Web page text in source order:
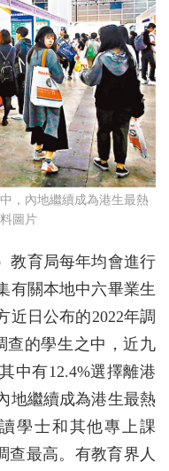
，內地繼續成為港生最熱
圖片
教育局每年均會進行
有關本地中六畢業生
近日公布的2022年調
查的學生之中，近九
中有12.4%選擇離港
地繼續成為港生最熱
學士和其他專上課
查最高。有教育界人